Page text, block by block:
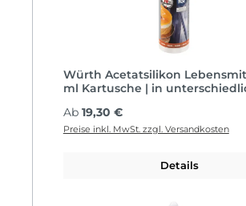
Würth Acetatsilikon
ml Kartusche | in
Regulärer Preis:
Ab 19,30 €
Preise inkl. MwSt. zzgl. Versandkosten
Details